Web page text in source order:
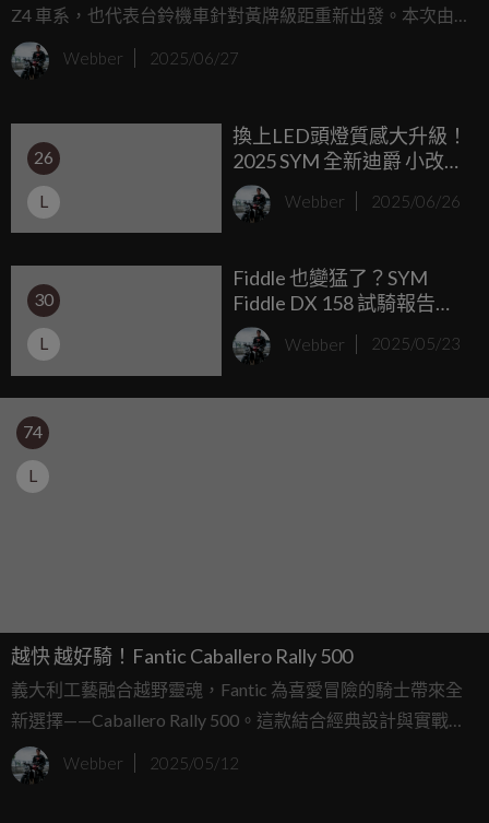
Z4 車系，也代表台鈴機車針對黃牌級距重新出發。本次由台
灣總代理台鈴機車導入的分別為 DR-Z4S（越野版）與 DR-
Z4SM（滑胎版），售價為 38.8 萬元。緊接發表會後台鈴機
樂車魅力。
Webber 2025/06/27
26
L
換上LED頭燈質感大升級！
2025 SYM 全新迪爵 小改款
升級LED 加值不加價
Webber 2025/06/26
30
L
Fiddle 也變猛了？SYM
Fiddle DX 158 試騎報告：
前段溫馴，後段有勁
Webber 2025/05/23
74
L
越快 越好騎！Fantic Caballero Rally 500
義大利工藝融合越野靈魂，Fantic 為喜愛冒險的騎士帶來全
新選擇——Caballero Rally 500。這款結合經典設計與實戰性
能的中量級 Scrambler，鎖定假日探險與日常騎趣雙重用途，
正式進軍台灣市場！
Webber 2025/05/12